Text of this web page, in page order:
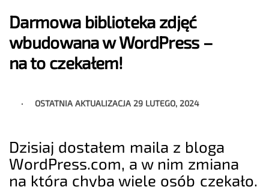
Darmowa biblioteka zdjęć
wbudowana w WordPress –
na to czekałem!
OSTATNIA AKTUALIZACJA 29 LUTEGO, 2024
Dzisiaj dostałem maila z bloga
WordPress.com, a w nim zmiana
na która chyba wiele osób czekało.